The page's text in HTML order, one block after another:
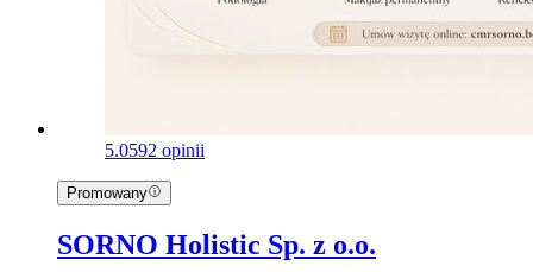
5.0592 opinii
Promowany
SORNO Holistic Sp. z o.o.